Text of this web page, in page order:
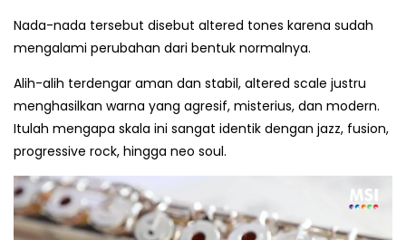
Nada-nada tersebut disebut altered tones karena sudah
mengalami perubahan dari bentuk normalnya.
Alih-alih terdengar aman dan stabil, altered scale justru
menghasilkan warna yang agresif, misterius, dan modern.
Itulah mengapa skala ini sangat identik dengan jazz, fusion,
progressive rock, hingga neo soul.